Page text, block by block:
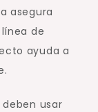
asegura
de
ayuda a
usar